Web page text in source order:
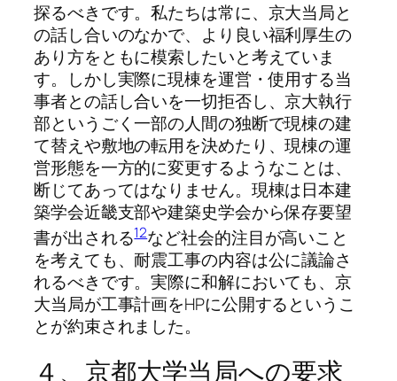
探るべきです。私たちは常に、京大当局と
の話し合いのなかで、より良い福利厚生の
あり方をともに模索したいと考えていま
す。しかし実際に現棟を運営・使用する当
事者との話し合いを一切拒否し、京大執行
部というごく一部の人間の独断で現棟の建
て替えや敷地の転用を決めたり、現棟の運
営形態を一方的に変更するようなことは、
断じてあってはなりません。現棟は日本建
築学会近畿支部や建築史学会から保存要望
書が出される12など社会的注目が高いこと
を考えても、耐震工事の内容は公に議論さ
れるべきです。実際に和解においても、京
大当局が工事計画をHPに公開するというこ
とが約束されました。
４、京都大学当局への要求